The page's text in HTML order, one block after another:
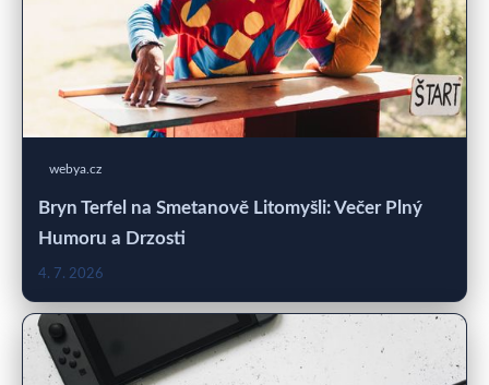
webya.cz
Bryn Terfel na Smetanově Litomyšli: Večer Plný
Humoru a Drzosti
4. 7. 2026